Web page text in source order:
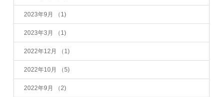
2023年9月 （1)
2023年3月 （1)
2022年12月 （1)
2022年10月 （5)
2022年9月 （2)